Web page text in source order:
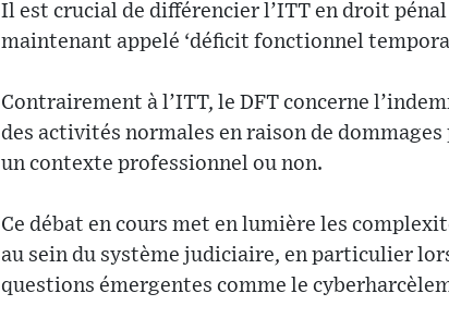
Il est crucial de différencier l’ITT en droit
maintenant appelé ‘déficit fonctionnel
Contrairement à l’ITT, le DFT concerne
des activités normales en raison de
un contexte professionnel ou non.
Ce débat en cours met en lumière les
au sein du système judiciaire, en particulier
questions émergentes comme le